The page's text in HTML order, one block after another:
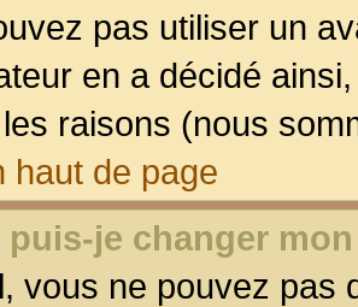
pas utiliser un
en a décidé
raisons (nous
haut de page
puis-je changer
vous ne pouvez pas